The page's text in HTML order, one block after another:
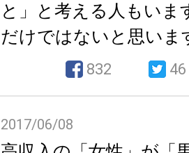
と」と考える人もいま
だけではないと思いま
832 46
2017/06/08